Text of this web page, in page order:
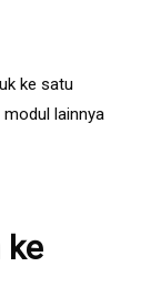
ke satu
lainnya
ke